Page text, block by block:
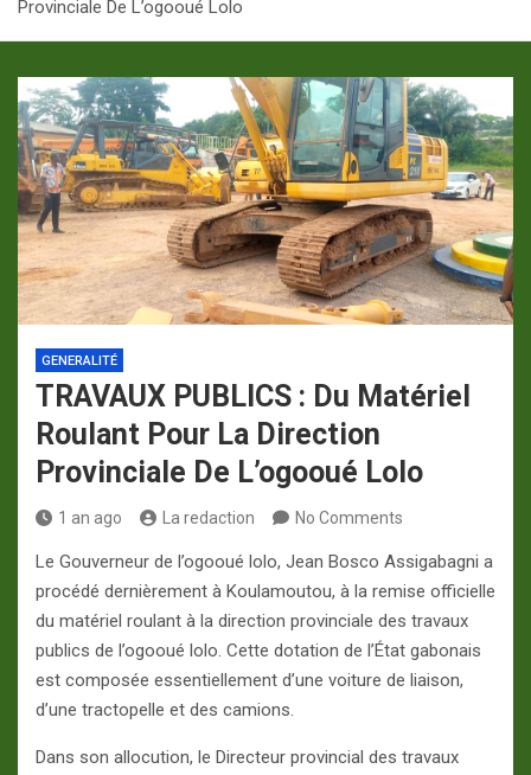
Provinciale De L’ogooué Lolo
GENERALITÉ
TRAVAUX PUBLICS : Du Matériel
Roulant Pour La Direction
Provinciale De L’ogooué Lolo
1 an ago La redaction No Comments
Le Gouverneur de l’ogooué lolo, Jean Bosco Assigabagni a
procédé dernièrement à Koulamoutou, à la remise officielle
du matériel roulant à la direction provinciale des travaux
publics de l’ogooué lolo. Cette dotation de l’État gabonais
est composée essentiellement d’une voiture de liaison,
d’une tractopelle et des camions.
Dans son allocution, le Directeur provincial des travaux
p